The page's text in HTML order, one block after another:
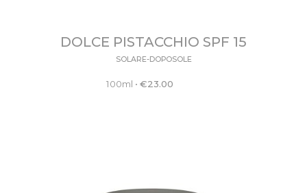
DOLCE PISTACCHIO SPF 15
SOLARE-DOPOSOLE
100ml • €23.00